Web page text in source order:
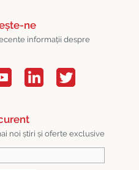
ne
informații despre
noi știri și oferte exclusive